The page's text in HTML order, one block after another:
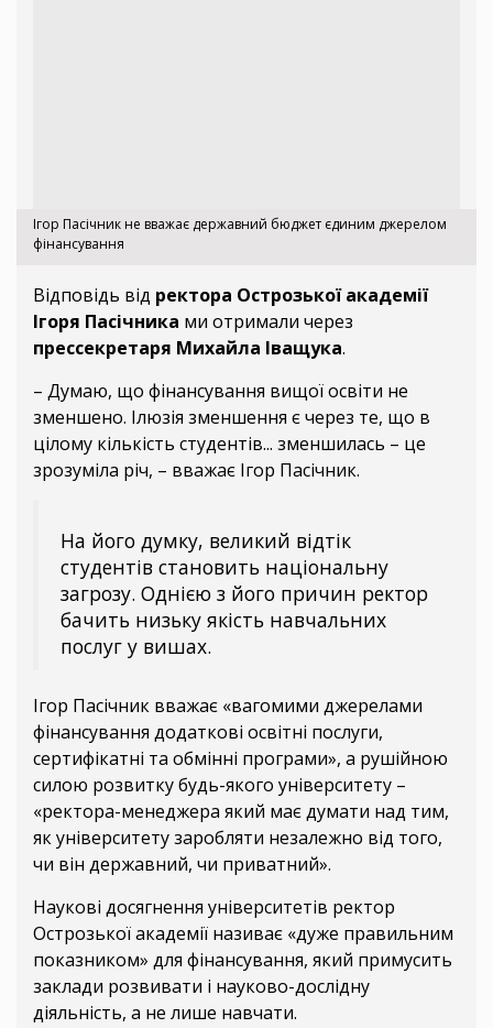
Ігор Пасічник не вважає державний бюджет єдиним джерелом
фінансування
Відповідь від ректора Острозької академії
Ігоря Пасічника ми отримали через
прессекретаря Михайла Іващука.
– Думаю, що фінансування вищої освіти не
зменшено. Ілюзія зменшення є через те, що в
цілому кількість студентів... зменшилась – це
зрозуміла річ, – вважає Ігор Пасічник.
На його думку, великий відтік
студентів становить національну
загрозу. Однією з його причин ректор
бачить низьку якість навчальних
послуг у вишах.
Ігор Пасічник вважає «вагомими джерелами
фінансування додаткові освітні послуги,
сертифікатні та обмінні програми», а рушійною
силою розвитку будь-якого університету –
«ректора-менеджера який має думати над тим,
як університету заробляти незалежно від того,
чи він державний, чи приватний».
Наукові досягнення університетів ректор
Острозької академії називає «дуже правильним
показником» для фінансування, який примусить
заклади розвивати і науково-дослідну
діяльність, а не лише навчати.